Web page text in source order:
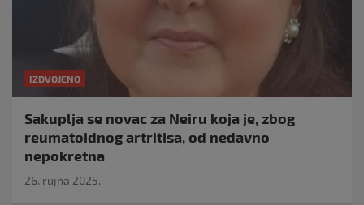
IZDVOJENO
Sakuplja se novac za Neiru koja je, zbog
reumatoidnog artritisa, od nedavno
nepokretna
26. rujna 2025.